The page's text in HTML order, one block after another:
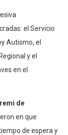
el Servicio
Autismo, el
y el
en el
de
en que
de espera y